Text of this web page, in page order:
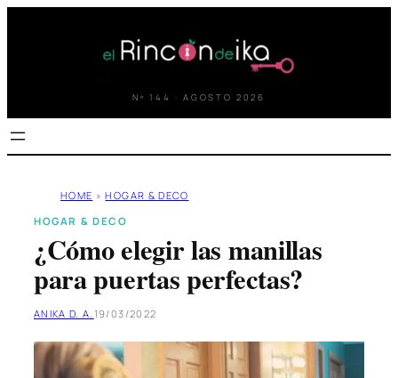
Nº 144 · AGOSTO 2026
HOME » HOGAR & DECO
HOGAR & DECO
¿Cómo elegir las manillas
para puertas perfectas?
ANIKA D. A. 19/03/2022